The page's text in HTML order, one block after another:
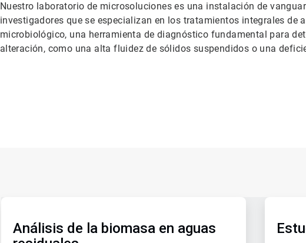
Nuestro laboratorio de microsoluciones es una instalación de
investigadores que se especializan en los tratamientos integrales de
microbiológico, una herramienta de diagnóstico fundamental para
alteración, como una alta fluidez de sólidos suspendidos o una
Análisis de la biomasa en aguas